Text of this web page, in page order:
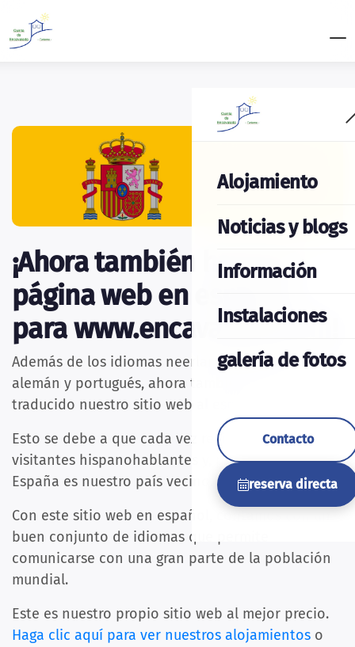
Alojamiento
Noticias y blogs
Información
Instalaciones
galería de fotos
Contacto
reserva directa
¡Ahora también hay una
página web en español
para www.encavalada.com!
Además de los idiomas neerlandés, inglés, francés,
alemán y portugués, ahora también hemos
traducido nuestro sitio web al español.
Esto se debe a que cada vez recibimos más
visitantes hispanohablantes y, por supuesto,
España es nuestro país vecino.
Con este sitio web en español, contamos con un
buen conjunto de idiomas que permite
comunicarse con una gran parte de la población
mundial.
Este es nuestro propio sitio web al mejor precio.
Haga clic aquí para ver nuestros alojamientos o